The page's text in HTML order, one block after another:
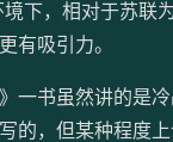
境下，相对于苏联
有吸引力。
一书虽然讲的是
的，但某种程度